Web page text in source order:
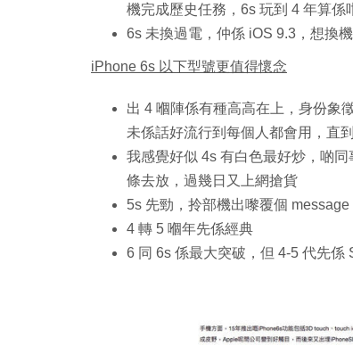
機完成歷史任務，6s 玩到 4 年算係
6s 未換過電，仲係 iOS 9.3，想換
iPhone 6s 以下型號更值得懷念
出 4 嗰陣係有種高高在上，身份象
未係話好流行到每個人都會用，直
我感覺好似 4s 有白色最好炒，啲
條去放，過幾日又上網搶貨
5s 先勁，拎部機出嚟覆個
4 轉 5 嗰年先係經典
6 同 6s 係最大突破，但 4-5 代先